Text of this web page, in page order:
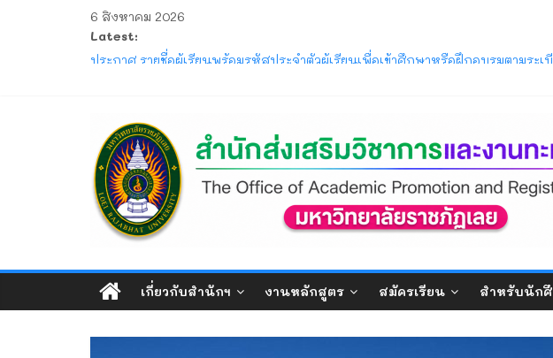
6 สิงหาคม 2026
Latest:
ประกาศ การขอสำเร็จการศึกษาและการขึ้นทะเบียนบัณฑิตของนักศึกษาภาคปกติ
ประกาศ รายชื่อผู้เรียนพร้อมรหัสประจำตัวผู้เรียนเพื่อเข้าศึกษาหรือฝึกอบรมตาม
ประกาศ รับสมัครและรับรายงานตัวนักศึกษาใหม่ ระดับปริญญาตรี ภาคปกติ (รอบม
ประกาศ ให้นักศึกษาระดับปริญญาตรี ที่เข้าศึกษาปีการศึกษา 2569 พ้นสภาพจาก
สำนัก
ส่ง
เสริม
วิชาการ
และ
เกี่ยวกับสำนักฯ งานหลักสูตร สมัครเรียน สำหรับนัก